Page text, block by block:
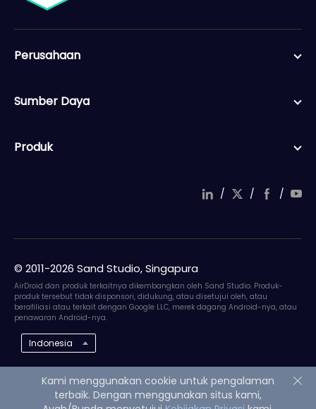
Perusahaan
Sumber Daya
Produk
/ / /
© 2011-2026 Sand Studio, Singapura
AirDroid dan produk terkaitnya dikembangkan oleh Sand Studio. Produk-
produk tersebut tidak disponsori, didukung, atau disetujui oleh, atau
berafiliasi atau terkait dengan Google LLC, merek dagang Android-nya, atau
penawaran Android-nya.
Indonesia
Kami menggunakan cookie untuk pengalaman
terbaik. Dengan menggunakan situs kami,